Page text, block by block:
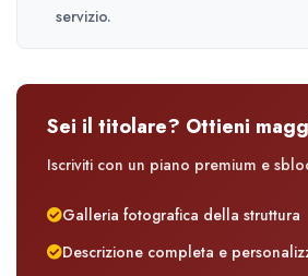
servizio.
Sei il titolare? Ottieni
Iscriviti con un piano premium e
Galleria fotografica della struttura
Descrizione completa e